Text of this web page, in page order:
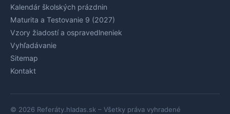
Kalendár školských prázdnin
Maturita a Testovanie 9 (2027)
Vzory žiadostí a ospravedlneniek
Vyhľadávanie
Sitemap
Kontakt
© 2026 Referáty.hladas.sk – Všetky práva vyhradené